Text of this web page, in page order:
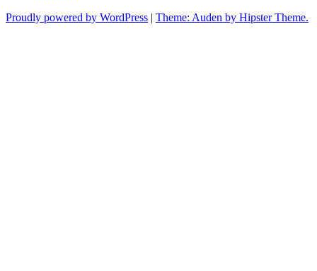
Proudly powered by WordPress | Theme: Auden by Hipster Theme.